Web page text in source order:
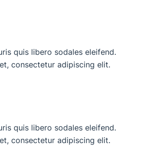
quis libero sodales eleifend.
consectetur adipiscing elit.
quis libero sodales eleifend.
consectetur adipiscing elit.